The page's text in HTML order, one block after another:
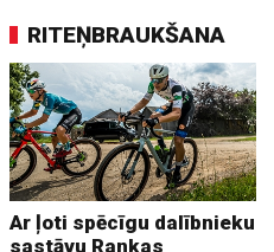
RITEŅBRAUKŠANA
Ar ļoti spēcīgu dalībnieku
sastāvu Rankas